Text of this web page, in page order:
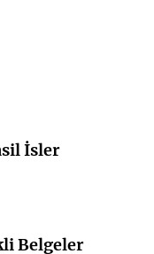
İsler
Belgeler